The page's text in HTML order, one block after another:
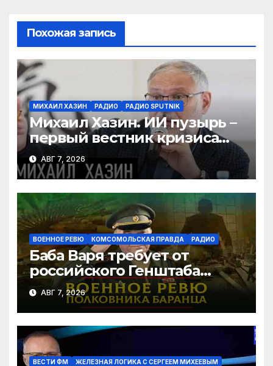
ni
ki
Похожая запись
МИХАИЛ ХАЗИН РАДИО РАДИО SPUTNIK
Михаил Хазин. ИИ пузырь –
первый вестник кризиса
или миф?
АВГ 7, 2026
ВОЕННОЕ РЕВЮ КОМСОМОЛЬСКАЯ ПРАВДА РАДИО
Баба Варя требует от
российского Генштаба
стратегической операции
на Украине. Как быть? |
07.08.2026
АВГ 7, 2026
ВЕСТИ ФМ
ЖЕЛЕЗНАЯ ЛОГИКА С СЕРГЕЕМ МИХЕЕВЫМ